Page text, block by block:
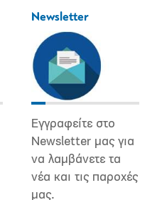
Newsletter
Εγγραφείτε στο
Newsletter μας για
να λαμβάνετε τα
νέα και τις παροχές
μας.